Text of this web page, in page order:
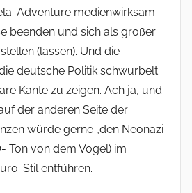
Adventure medienwirksam
beenden und sich als großer
(lassen). Und die
deutsche Politik schwurbelt
Kante zu zeigen. Ach ja, und
der anderen Seite der
würde gerne „den Neonazi
Ton von dem Vogel) im
Stil entführen.